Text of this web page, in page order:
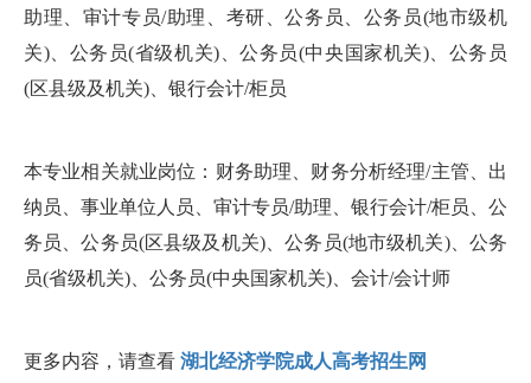
助理、审计专员/助理、考研、公务员、公务员(地市级机
关)、公务员(省级机关)、公务员(中央国家机关)、公务员
(区县级及机关)、银行会计/柜员
本专业相关就业岗位：财务助理、财务分析经理/主管、出
纳员、事业单位人员、审计专员/助理、银行会计/柜员、公
务员、公务员(区县级及机关)、公务员(地市级机关)、公务
员(省级机关)、公务员(中央国家机关)、会计/会计师
更多内容，请查看 湖北经济学院成人高考招生网